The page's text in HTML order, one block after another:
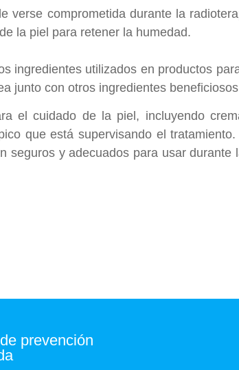
comprometida durante la
la piel para retener la humedad.
ingredientes utilizados en productos
junto con otros ingredientes
el cuidado de la piel, incluyendo
que está supervisando el
y adecuados para usar durante
prevención